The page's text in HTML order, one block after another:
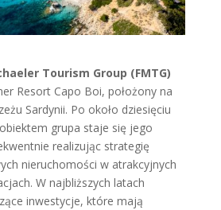
Tourism Group (FMTG)
Resort Capo Boi, położony na
Sardynii. Po około dziesięciu
grupa staje się jego
realizując strategię
nieruchomości w atrakcyjnych
W najbliższych latach
inwestycje, które mają